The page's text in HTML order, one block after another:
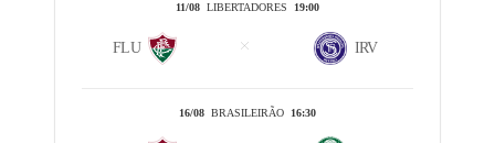
11/08LIBERTADORES 19:00
FLU IRV
16/08BRASILEIRÃO 16:30